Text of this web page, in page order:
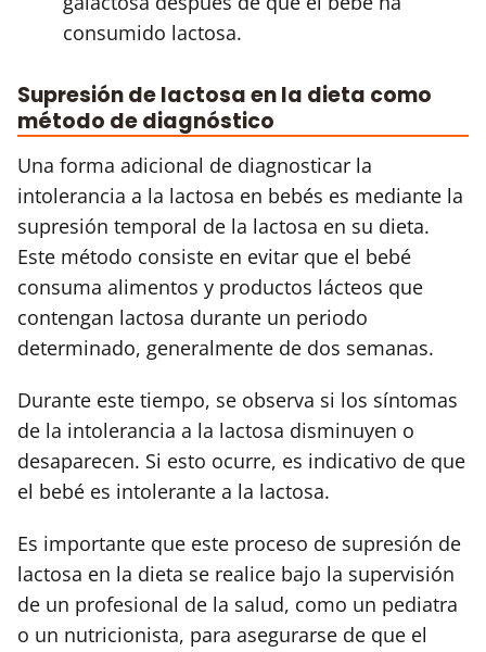
consumido lactosa.
Supresión de lactosa en la dieta como
método de diagnóstico
Una forma adicional de diagnosticar la
intolerancia a la lactosa en bebés es mediante la
supresión temporal de la lactosa en su dieta.
Este método consiste en evitar que el bebé
consuma alimentos y productos lácteos que
contengan lactosa durante un periodo
determinado, generalmente de dos semanas.
Durante este tiempo, se observa si los síntomas
de la intolerancia a la lactosa disminuyen o
desaparecen. Si esto ocurre, es indicativo de que
el bebé es intolerante a la lactosa.
Es importante que este proceso de supresión de
lactosa en la dieta se realice bajo la supervisión
de un profesional de la salud, como un pediatra
o un nutricionista, para asegurarse de que el